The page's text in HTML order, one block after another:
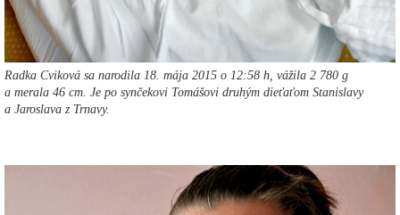
Radka Cviková sa narodila 18. mája 2015 o 12:58 h, vážila 2 780 g
a merala 46 cm. Je po synčekovi Tomášovi druhým dieťaťom Stanislavy
a Jaroslava z Trnavy.